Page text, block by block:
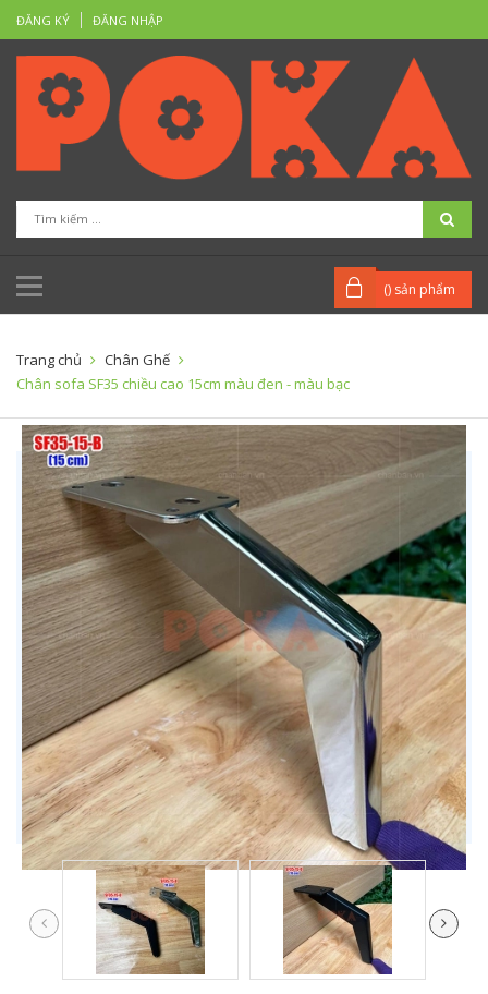
ĐĂNG KÝ ĐĂNG NHẬP
() sản phẩm
Trang chủ
Chân Ghế
Chân sofa SF35 chiều cao 15cm màu đen - màu bạc